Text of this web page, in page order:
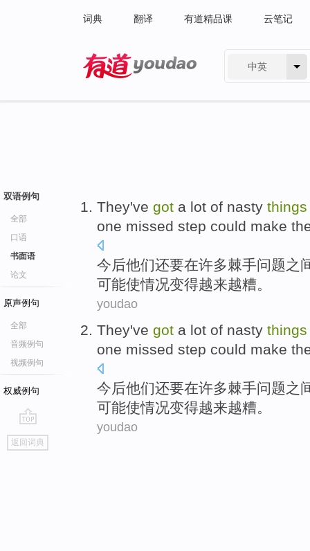
词典 翻译 有道精品课 云笔记
中英
双语例句
全部
口语
书面语
论文
原声例句
全部
音频例句
视频例句
权威例句
go
top
返回词典
They've got a lot of nasty things
one missed step could make
今后他们还要在许多棘手问题之
可能使情况变得越来越糟。
youdao
They've got a lot of nasty things
one missed step could make
今后他们还要在许多棘手问题之
可能使情况变得越来越糟。
youdao